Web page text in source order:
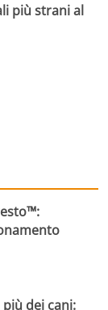
più strani al
dei cani: